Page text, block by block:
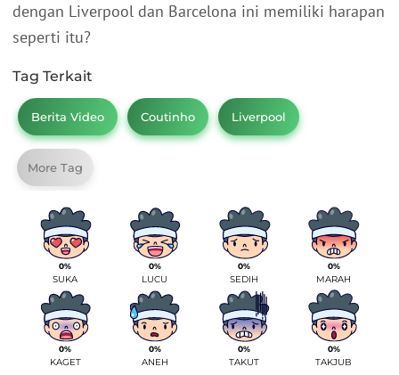
dengan Liverpool dan Barcelona ini memiliki harapan
seperti itu?
Tag Terkait
Berita Video Coutinho Liverpool
More Tag
0%
SUKA
0%
LUCU
0%
SEDIH
0%
MARAH
0%
KAGET
0%
ANEH
0%
TAKUT
0%
TAKJUB